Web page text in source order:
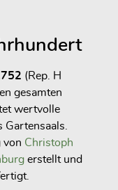
(Rep. H
gesamten
wertvolle
von Christoph
erstellt und